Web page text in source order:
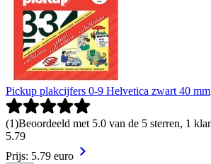
Pickup plakcijfers 0-9 Helvetica zwart 40 mm
(1)Beoordeeld met 5.0 van de 5 sterren, 1
5.79
Prijs: 5.79 euro